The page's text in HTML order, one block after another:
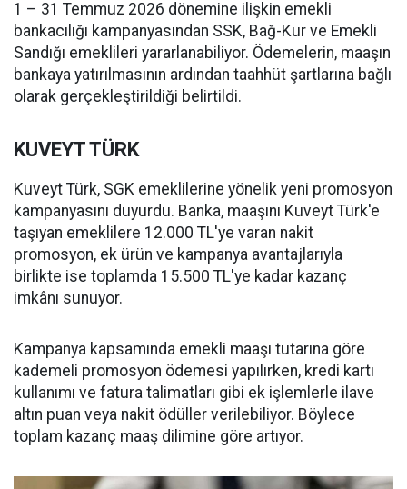
1 – 31 Temmuz 2026 dönemine ilişkin emekli
bankacılığı kampanyasından SSK, Bağ-Kur ve Emekli
Sandığı emeklileri yararlanabiliyor. Ödemelerin, maaşın
bankaya yatırılmasının ardından taahhüt şartlarına bağlı
olarak gerçekleştirildiği belirtildi.
KUVEYT TÜRK
Kuveyt Türk, SGK emeklilerine yönelik yeni promosyon
kampanyasını duyurdu. Banka, maaşını Kuveyt Türk'e
taşıyan emeklilere 12.000 TL'ye varan nakit
promosyon, ek ürün ve kampanya avantajlarıyla
birlikte ise toplamda 15.500 TL'ye kadar kazanç
imkânı sunuyor.
Kampanya kapsamında emekli maaşı tutarına göre
kademeli promosyon ödemesi yapılırken, kredi kartı
kullanımı ve fatura talimatları gibi ek işlemlerle ilave
altın puan veya nakit ödüller verilebiliyor. Böylece
toplam kazanç maaş dilimine göre artıyor.